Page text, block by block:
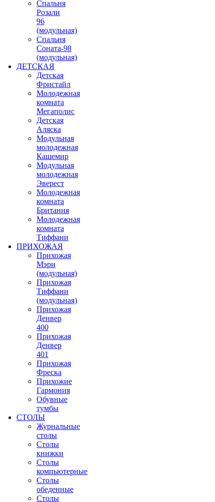
Спальня
Розали
96
(модульная)
Спальня
Соната-98
(модульная)
ДЕТСКАЯ
Детская
Фристайл
Молодежная
комната
Мегаполис
Детская
Аляска
Модульная
молодежная
Кашемир
Модульная
молодежная
Эверест
Молодежная
комната
Британия
Молодежная
комната
Тиффани
ПРИХОЖАЯ
Прихожая
Мэри
(модульная)
Прихожая
Тиффани
(модульная)
Прихожая
Денвер
400
Прихожая
Денвер
401
Прихожая
Фреска
Прихожие
Гармония
Обувные
тумбы
СТОЛЫ
Журнальные
столы
Столы
книжки
Столы
компьютерные
Столы
обеденные
Столы